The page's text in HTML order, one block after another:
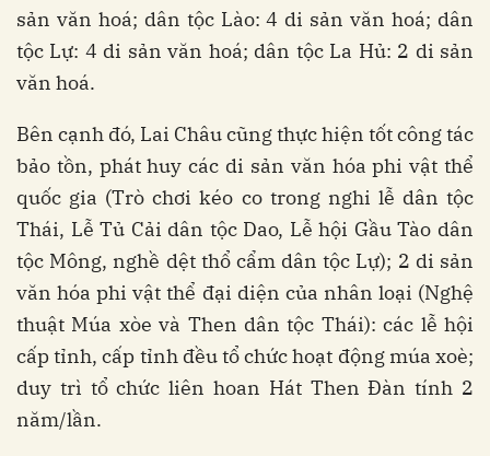
sản văn hoá; dân tộc Lào: 4 di sản văn hoá; dân
tộc Lự: 4 di sản văn hoá; dân tộc La Hủ: 2 di sản
văn hoá.
Bên cạnh đó, Lai Châu cũng thực hiện tốt công tác
bảo tồn, phát huy các di sản văn hóa phi vật thể
quốc gia (Trò chơi kéo co trong nghi lễ dân tộc
Thái, Lễ Tủ Cải dân tộc Dao, Lễ hội Gầu Tào dân
tộc Mông, nghề dệt thổ cẩm dân tộc Lự); 2 di sản
văn hóa phi vật thể đại diện của nhân loại (Nghệ
thuật Múa xòe và Then dân tộc Thái): các lễ hội
cấp tỉnh, cấp tỉnh đều tổ chức hoạt động múa xoè;
duy trì tổ chức liên hoan Hát Then Đàn tính 2
năm/lần.